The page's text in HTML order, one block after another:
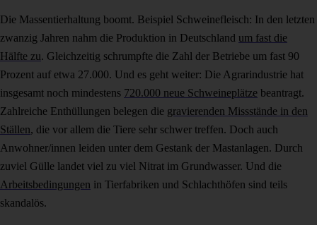
Die Massentierhaltung boomt. Beispiel Schweinefleisch: In den letzten
zwanzig Jahren nahm die Produktion in Deutschland um fast die
Hälfte zu. Gleichzeitig schrumpfte die Zahl der Betriebe um fast 90
Prozent auf etwa 27.000. Und es geht weiter: Die Agrarindustrie hat
insgesamt noch mindestens 720.000 neue Schweineplätze beantragt.
Zahlreiche Enthüllungen belegen die gravierenden Missstände in den
Ställen, die vor allem die Tiere sehr schwer treffen. Doch auch
Anwohner/innen leiden unter dem Gestank der Mastanlagen. Durch
zuviel Gülle landet viel zu viel Nitrat im Grundwasser. Und die
Arbeitsbedingungen in Tierfabriken und Schlachthöfen sind teils
skandalös.